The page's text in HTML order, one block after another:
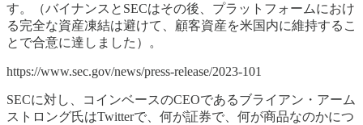
す。（バイナンスとSECはその後、プラットフォームにおけ
る完全な資産凍結は避けて、顧客資産を米国内に維持するこ
とで合意に達しました）。
https://www.sec.gov/news/press-release/2023-101
SECに対し、コインベースのCEOであるブライアン・アーム
ストロング氏はTwitterで、何が証券で、何が商品なのかにつ